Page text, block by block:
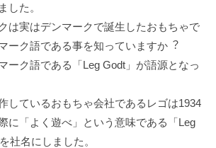
した。
は実はデンマークで誕⽣したおもちゃで
ーク語である事を知っていますか︖
ーク語である「Leg Godt」が語源となっ
しているおもちゃ会社であるレゴは1934
に「よく遊べ」という意味である「Leg
社名にしました。